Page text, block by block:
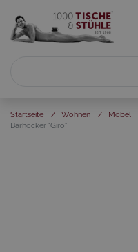
Startseite / Wohnen / Möbel
Barhocker "Giro"